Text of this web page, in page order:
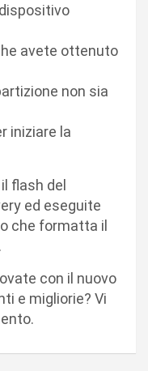
avete ottenuto
non sia
iniziare la
flash del
ed eseguite
che formatta il
con il nuovo
e migliorie? Vi